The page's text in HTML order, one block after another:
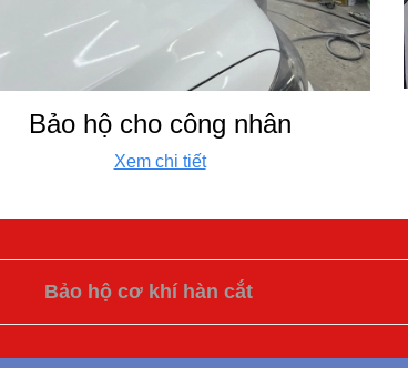
Bảo hộ cho công nhân
Xem chi tiết
Bảo hộ cơ khí hàn cắt